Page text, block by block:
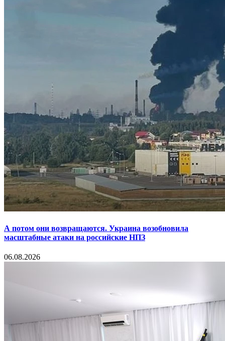
А потом они возвращаются. Украина возобновила
масштабные атаки на российские НПЗ
06.08.2026